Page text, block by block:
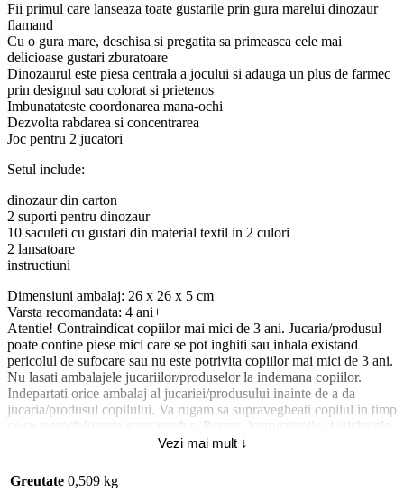
Fii primul care lanseaza toate gustarile prin gura marelui dinozaur
flamand
Cu o gura mare, deschisa si pregatita sa primeasca cele mai
delicioase gustari zburatoare
Dinozaurul este piesa centrala a jocului si adauga un plus de farmec
prin designul sau colorat si prietenos
Imbunatateste coordonarea mana-ochi
Dezvolta rabdarea si concentrarea
Joc pentru 2 jucatori
Setul include:
dinozaur din carton
2 suporti pentru dinozaur
10 saculeti cu gustari din material textil in 2 culori
2 lansatoare
instructiuni
Dimensiuni ambalaj: 26 x 26 x 5 cm
Varsta recomandata: 4 ani+
Atentie! Contraindicat copiilor mai mici de 3 ani. Jucaria/produsul
poate contine piese mici care se pot inghiti sau inhala existand
pericolul de sufocare sau nu este potrivita copiilor mai mici de 3 ani.
Nu lasati ambalajele jucariilor/produselor la indemana copiilor.
Indepartati orice ambalaj al jucariei/produsului inainte de a da
jucaria/produsul copilului. Va rugam sa supravegheati copilul in timp
ce se joaca/foloseste acest produs. Pastrati instructiunile si etichetele
pentru referinte viitoare. Pastrati jucaria/produsul departe de foc,
Vezi mai mult ↓
Greutate 0,509 kg